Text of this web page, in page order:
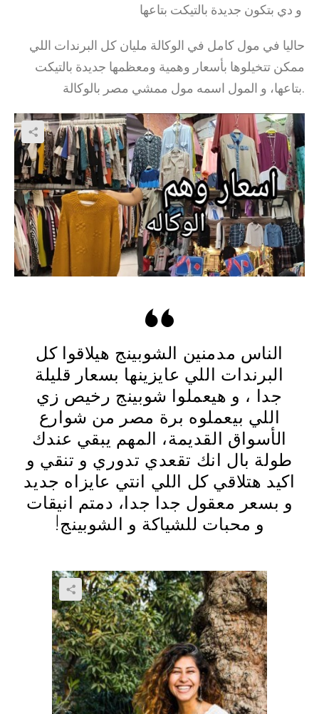
حاليا في مول كامل في الوكالة مليان كل البرندات اللي
ممكن تتخيلوها بأسعار وهمية ومعظمها جديدة بالتيكت
بتاعها، و المول اسمه مول ممشي مصر بالوكالة.
الناس مدمنين الشوبينج هيلاقوا كل
البرندات اللي عايزينها بسعار قليلة
جدا ، و هيعملوا شوبينج رخيص زي
اللي بيعملوه برة مصر من شوارع
الأسواق القديمة، المهم يبقي عندك
طولة بال انك تقعدي تدوري و تنقي و
اكيد هتلاقي كل اللي انتي عايزاه جديد
و بسعر معقول جدا جدا، دمتم انيقات
و محبات للشياكة و الشوبينج!